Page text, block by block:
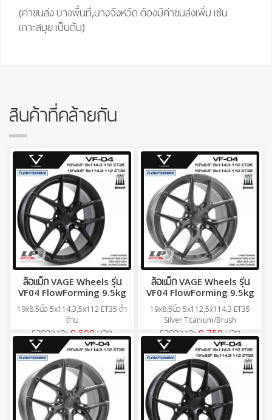
(ค่าขนส่ง บางพื้นที่,บางจังหวัด ต้องมีค่าขนส่งเพิ่ม เช่น
เกาะสมุย เป็นต้น)
สินค้าที่คล้ายกัน
ล้อแม็ก VAGE Wheels รุ่น
VF04 FlowForming 9.5kg
19x8.5นิ้ว 5x114.3,5x112 ET35 ดำ
ด้าน
ราคาวงละ 9,500 บาท
ล้อแม็ก VAGE Wheels รุ่น
VF04 FlowForming 9.5kg
19x8.5นิ้ว 5x112,5x114.3 ET35
Silver Titanium/Brush
ราคาวงละ 9,750 บาท